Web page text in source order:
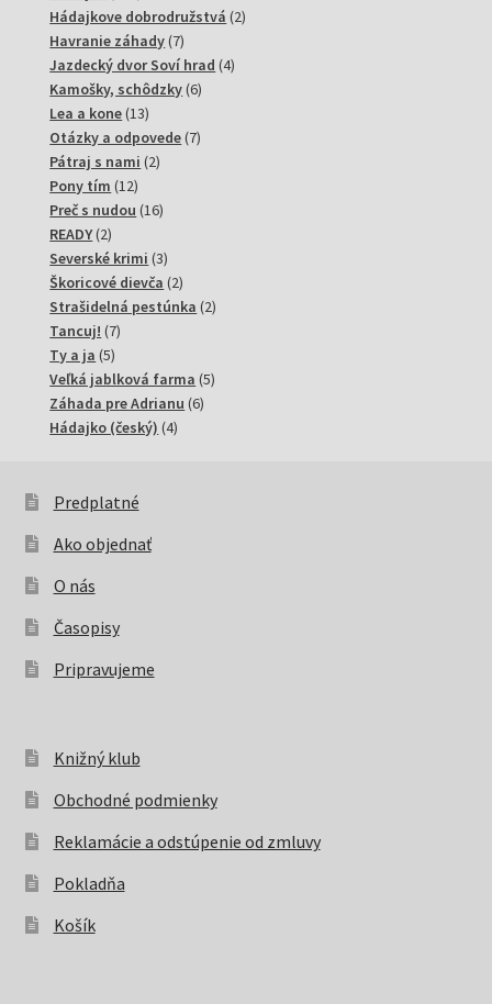
produktov
Hádajkove dobrodružstvá 22
Havranie záhady 77
produktov
Jazdecký dvor Soví hrad 44
Kamošky, schôdzky 66
Lea a kone 1313
produktov
Otázky a odpovede 77
Pátraj s nami 22
Pony tím 1212
produktov
Preč s nudou 1616
READY 22
produkty
Severské krimi 33
produkty
Škoricové dievča 22
produkty
Strašidelná pestúnka 22
Tancuj! 77
Ty a ja 55
produktov
Veľká jablková farma 55
Záhada pre Adrianu 66
Hádajko (český) 44
Predplatné
Ako objednať
O nás
Časopisy
Pripravujeme
Knižný klub
Obchodné podmienky
Reklamácie a odstúpenie od zmluvy
Pokladňa
Košík